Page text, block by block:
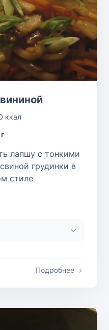
ккал
лапшу с тонкими
грудинки в
стиле
Подробнее